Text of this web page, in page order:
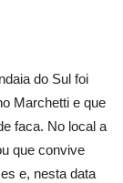
do Sul foi
Marchetti e que
faca. No local a
que convive
e, nesta data